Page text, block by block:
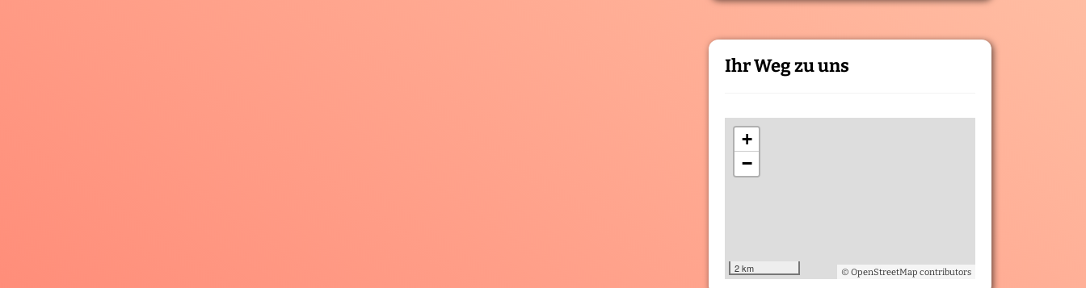
Ihr Weg zu uns
+
−
2 km © OpenStreetMap contributors